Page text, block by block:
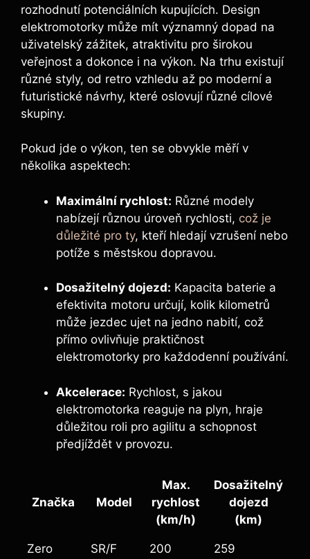
rozhodnutí potenciálních kupujících. Design
elektromotorky může mít významný dopad na
uživatelský zážitek, atraktivitu pro širokou
veřejnost a dokonce i na výkon. Na trhu existují
různé styly, od retro vzhledu až po moderní a
futuristické návrhy, které oslovují různé cílové
skupiny.
Pokud jde o výkon, ten se obvykle měří v
několika aspektech:
Maximální rychlost: Různé modely
nabízejí různou úroveň rychlosti, což je
důležité pro ty, kteří hledají vzrušení nebo
potíže s městskou dopravou.
Dosažitelný dojezd: Kapacita baterie a
efektivita motoru určují, kolik kilometrů
může jezdec ujet na jedno nabití, což
přímo ovlivňuje praktičnost
elektromotorky pro každodenní používání.
Akcelerace: Rychlost, s jakou
elektromotorka reaguje na plyn, hraje
důležitou roli pro agilitu a schopnost
předjíždět v provozu.
Značka Model
Max.
rychlost
(km/h)
Dosažitelný
dojezd
(km)
Zero SR/F 200 259